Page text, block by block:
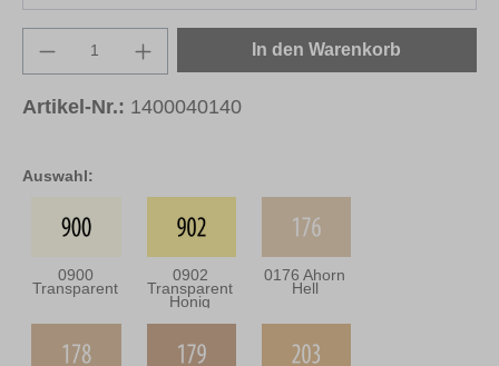
Auswahl:
0900
Transparent
0902
Transparent
Honig
0176 Ahorn
Hell
Produkt Anzahl: Gib den gewünschten
In den Warenkorb
Artikel-Nr.: 1400040140